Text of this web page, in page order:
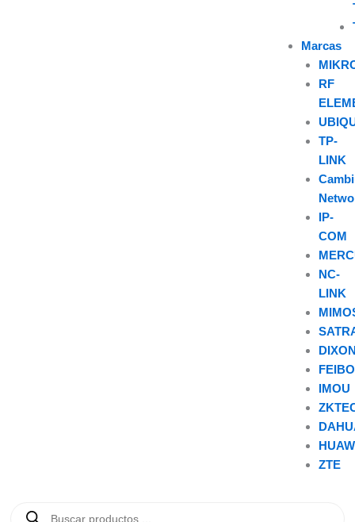
Marcas
RF
TP-
LINK
IP-
COM
NC-
LINK
IMOU
ZTE